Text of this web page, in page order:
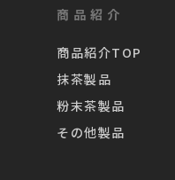
商品紹介
商品紹介TOP
抹茶製品
粉末茶製品
その他製品